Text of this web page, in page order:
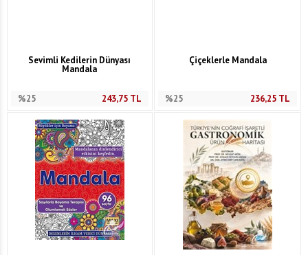
Sevimli Kedilerin Dünyası
Mandala
%25 243,75TL
Çiçeklerle Mandala
%25 236,25 TL